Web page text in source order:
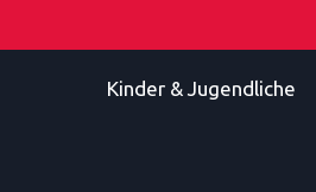
Kinder & Jugendliche